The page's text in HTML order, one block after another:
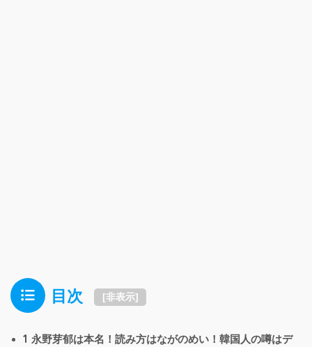
目次 [非表示]
1 永野芽郁は本名！読み方はながのめい！韓国人の噂はデ